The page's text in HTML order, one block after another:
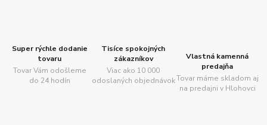
Super rýchle dodanie
tovaru
Tovar Vám odošleme
do 24 hodín
Tisíce spokojných
zákazníkov
Viac ako 10 000
odoslaných objednávok
Vlastná kamenná
predajňa
Tovar máme skladom aj
na predajni v Hlohovci